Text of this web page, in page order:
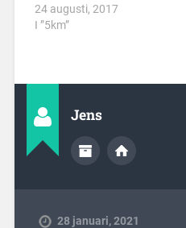
24 augusti, 2017
I ”5km”
Jens
28 januari, 2021